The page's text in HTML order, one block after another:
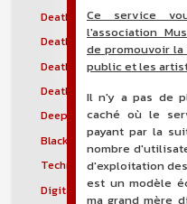
Death-doom
Death metal
Death metal technique
Deathcountry
Deepkho
Black metal dépressif
Techno de Détroit
Digital hardcore
Ce service
l'association
de promouvoir
public et les
Il n'y a pas de
caché où le
payant par la
nombre
d'exploitation
est un modèle
ma grand mère